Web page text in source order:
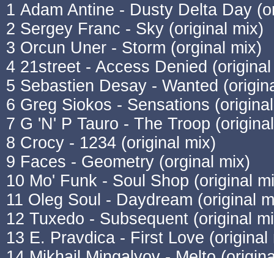
1 Adam Antine - Dusty Delta Day
2 Sergey Franc - Sky (original mix)
3 Orcun Uner - Storm (orginal mix)
4 21street - Access Denied
5 Sebastien Desay - Wanted
6 Greg Siokos - Sensations
7 G 'N' P Tauro - The Troop
8 Crocy - 1234 (original mix)
9 Faces - Geometry (orginal mix)
10 Mo' Funk - Soul Shop (original
11 Oleg Soul - Daydream (original
12 Tuxedo - Subsequent (original
13 E. Pravdica - First Love (original